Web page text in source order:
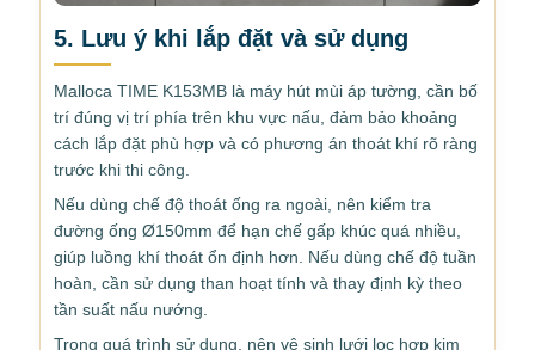
5. Lưu ý khi lắp đặt và sử dụng
Malloca TIME K153MB là máy hút mùi áp tường, cần bố
trí đúng vị trí phía trên khu vực nấu, đảm bảo khoảng
cách lắp đặt phù hợp và có phương án thoát khí rõ ràng
trước khi thi công.
Nếu dùng chế độ thoát ống ra ngoài, nên kiểm tra
đường ống Ø150mm để hạn chế gấp khúc quá nhiều,
giúp luồng khí thoát ổn định hơn. Nếu dùng chế độ tuần
hoàn, cần sử dụng than hoạt tính và thay định kỳ theo
tần suất nấu nướng.
Trong quá trình sử dụng, nên vệ sinh lưới lọc hợp kim